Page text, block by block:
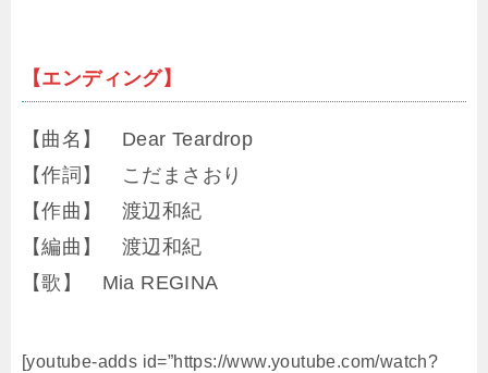
【エンディング】
【曲名】 Dear Teardrop
【作詞】 こだまさおり
【作曲】 渡辺和紀
【編曲】 渡辺和紀
【歌】 Mia REGINA
[youtube-adds id=”https://www.youtube.com/watch?